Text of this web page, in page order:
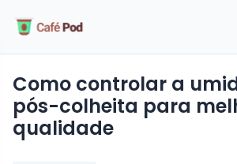
Como controlar a umidade na
pós-colheita para
qualidade